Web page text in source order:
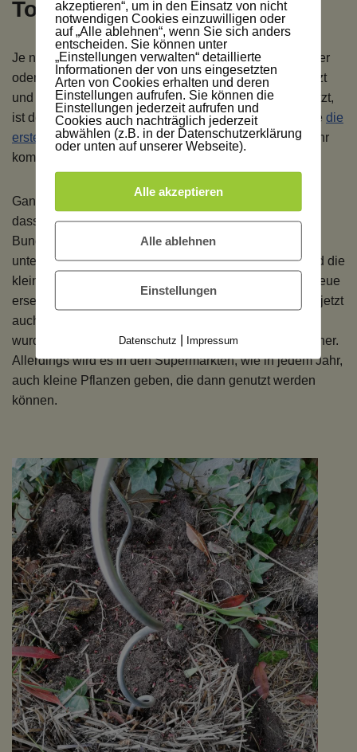
Tomaten
Je nachdem wo die Strohballen stehen, kann man früher
oder später mit dem Pflanzen beginnen. Wind geschützt
und auch strömenden Regen nicht unbedingt ausgesetzt,
ist der April ein sehr guter Zeitpunkt, um beispielsweise die
ersten Tomatenpflanzenzu setzen. Etwas später im Jahr
kommen dann Kürbisse, Gurken oder Paprika.
Ganz sicher kann man erst nach den Eisheiligen sein,
dass nichts mehr friert. Doch je nach Standort und
Bundesland sind die Temperaturen eben doch
unterschiedlich. Falls mal ein Kälteeinbruch kommt und die
kleinen Pflänzchen erfrieren, müssen sie eben durch neue
ersetzt werden. Im Moment ist es nicht so einfach, weil jetzt
auch die Baumärkte und Pflanzenmärkte geschlossen
wurden. Corona bestimmt eben auch die Welt der Gärtner.
Allerdings wird es in den Supermärkten, wie in jedem Jahr,
auch kleine Pflanzen geben, die dann genutzt werden
können.
akzeptieren“, um in den Einsatz von nicht
notwendigen Cookies einzuwilligen oder
auf „Alle ablehnen“, wenn Sie sich anders
entscheiden. Sie können unter
„Einstellungen verwalten“ detaillierte
Informationen der von uns eingesetzten
Arten von Cookies erhalten und deren
Einstellungen aufrufen. Sie können die
Einstellungen jederzeit aufrufen und
Cookies auch nachträglich jederzeit
abwählen (z.B. in der Datenschutzerklärung
oder unten auf unserer Webseite).
Alle akzeptieren
Alle ablehnen
Einstellungen
Datenschutz | Impressum